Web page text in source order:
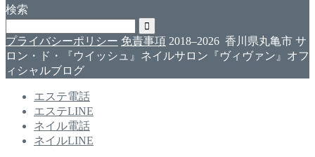
検索
プライバシーポリシー 免責事項 2018–2026 香川県丸亀市 サ
ロン・ド・『ウイッシュ』ネイルサロン『ヴィヴァン』オフ
ィシャルブログ
エステ電話
エステLINE
ネイル電話
ネイルLINE